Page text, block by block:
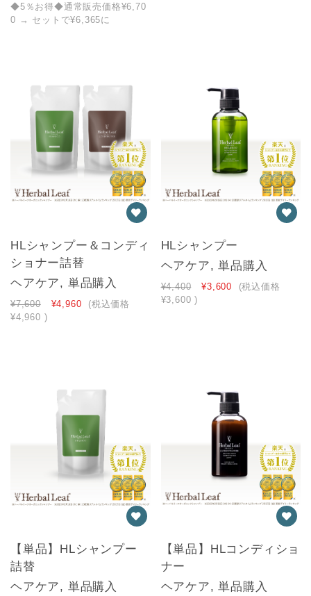
◆5％お得◆通常販売価格¥6,70
0 → セットで¥6,365に
HLシャンプー＆コンディ
ショナー詰替
ヘアケア, 単品購入
¥7,600 ¥4,960
(税込価格
¥4,960 )
HLシャンプー
ヘアケア, 単品購入
¥4,400 ¥3,600
(税込価格
¥3,600 )
【単品】HLシャンプー
詰替
ヘアケア, 単品購入
【単品】HLコンディショ
ナー
ヘアケア, 単品購入